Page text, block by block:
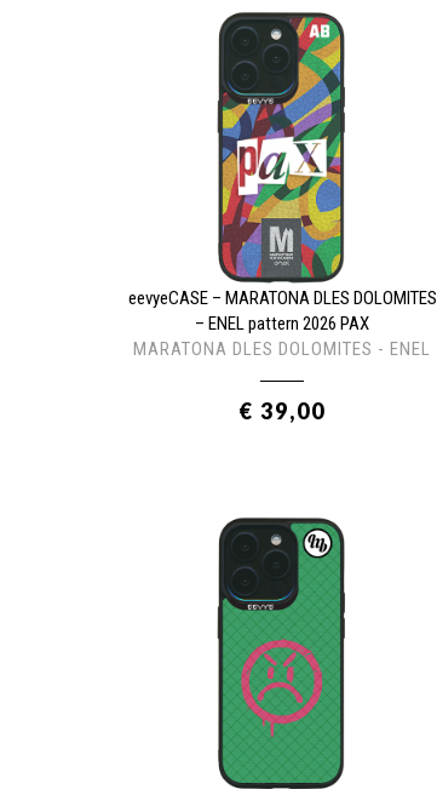
eevyeCASE – MARATONA DLES DOLOMITES
– ENEL pattern 2026 PAX
MARATONA DLES DOLOMITES - ENEL
€ 39,00